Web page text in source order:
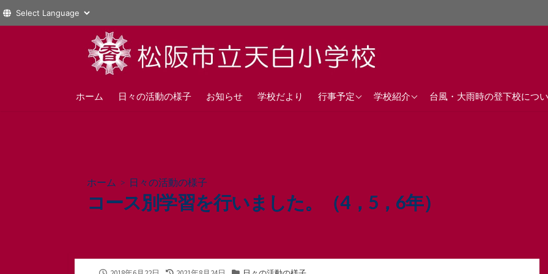
ホーム 日々の活動の様子 お知らせ 学校だより 行事予定
直近の行事予定学校紹介
沿革
台風・大雨時の登下校につ
ホーム > 日々の活動の様子
コース別学習を行いました。（4，5，6年）
公
最
カ